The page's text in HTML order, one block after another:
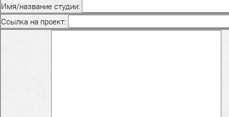
Имя/название студии:
Ссылка на проект: